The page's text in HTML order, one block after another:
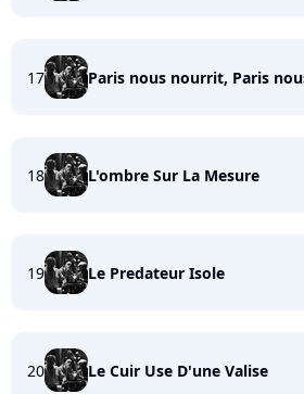
17 Paris nous nourrit, Paris
18 L'ombre Sur La Mesure
19 Le Predateur Isole
20 Le Cuir Use D'une Valise